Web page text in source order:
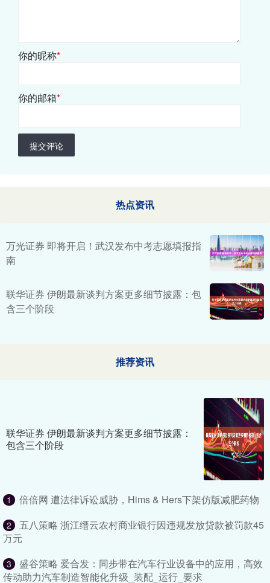
你的昵称*
你的邮箱*
提交评论
热点资讯
万光证券 即将开启！武汉发布中考志愿填报指
南
联华证券 伊朗最新谈判方案更多细节披露：包
含三个阶段
推荐资讯
联华证券 伊朗最新谈判方案更多细节披露：
包含三个阶段
1 倍倍网 遭法律诉讼威胁，Hims & Hers下架仿版减肥药物
2
五八策略 浙江缙云农村商业银行因违规发放贷款被罚款45
万元
3
盛谷策略 爱合发：同步带在汽车行业设备中的应用，高效
传动助力汽车制造智能化升级_装配_运行_要求